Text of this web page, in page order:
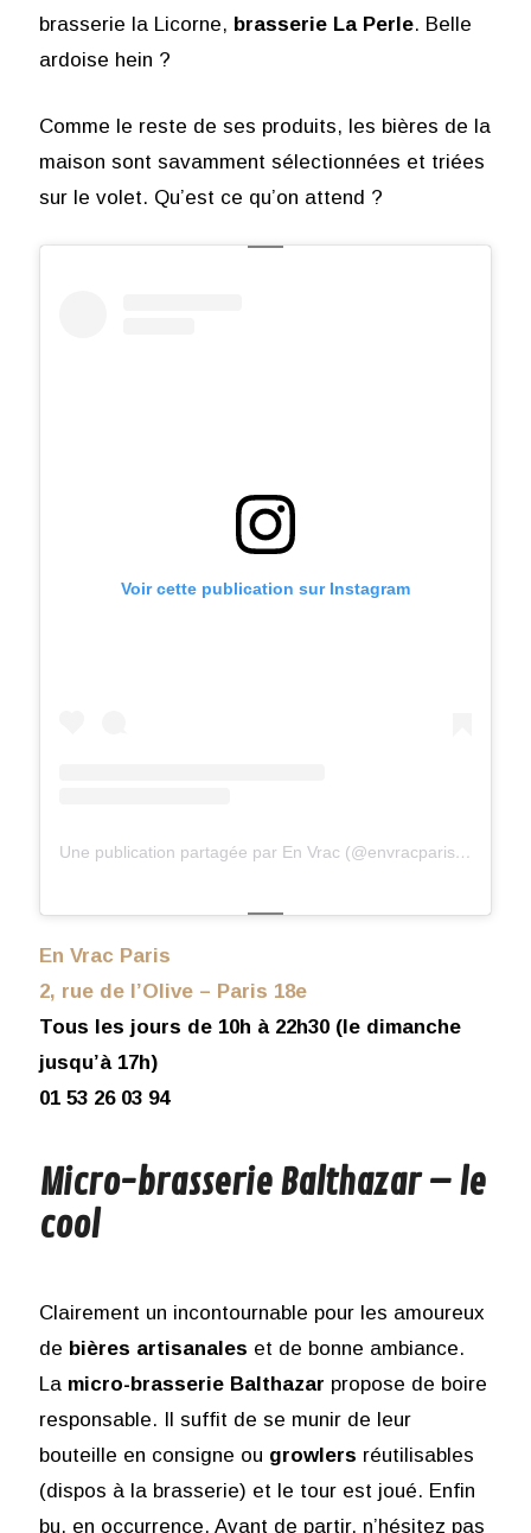
brasserie la Licorne, brasserie La Perle. Belle
ardoise hein ?
Comme le reste de ses produits, les bières de la
maison sont savamment sélectionnées et triées
sur le volet. Qu’est ce qu’on attend ?
Voir cette publication sur Instagram
Une publication partagée par En Vrac (@envracparis)le
En Vrac Paris
2, rue de l’Olive – Paris 18e
Tous les jours de 10h à 22h30 (le dimanche
jusqu’à 17h)
01 53 26 03 94
Micro-brasserie Balthazar – le
cool
Clairement un incontournable pour les amoureux
de bières artisanales et de bonne ambiance.
La micro-brasserie Balthazar propose de boire
responsable. Il suffit de se munir de leur
bouteille en consigne ou growlers réutilisables
(dispos à la brasserie) et le tour est joué. Enfin
bu, en occurrence. Avant de partir, n’hésitez pas